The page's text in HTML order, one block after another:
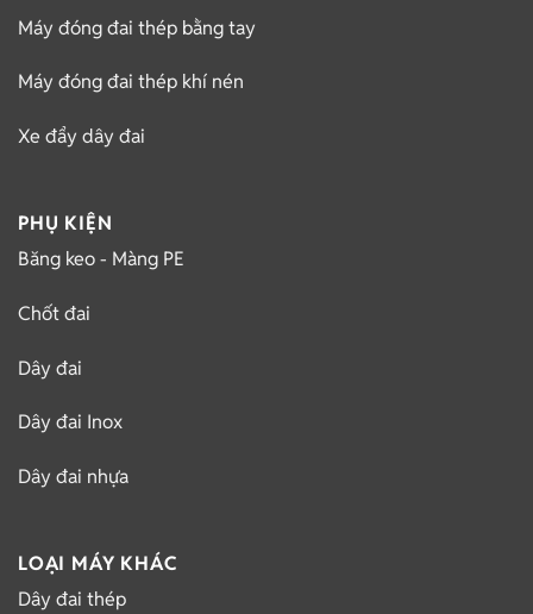
Máy đóng đai thép bằng tay
Máy đóng đai thép khí nén
Xe đẩy dây đai
PHỤ KIỆN
Băng keo - Màng PE
Chốt đai
Dây đai
Dây đai Inox
Dây đai nhựa
LOẠI MÁY KHÁC
Dây đai thép